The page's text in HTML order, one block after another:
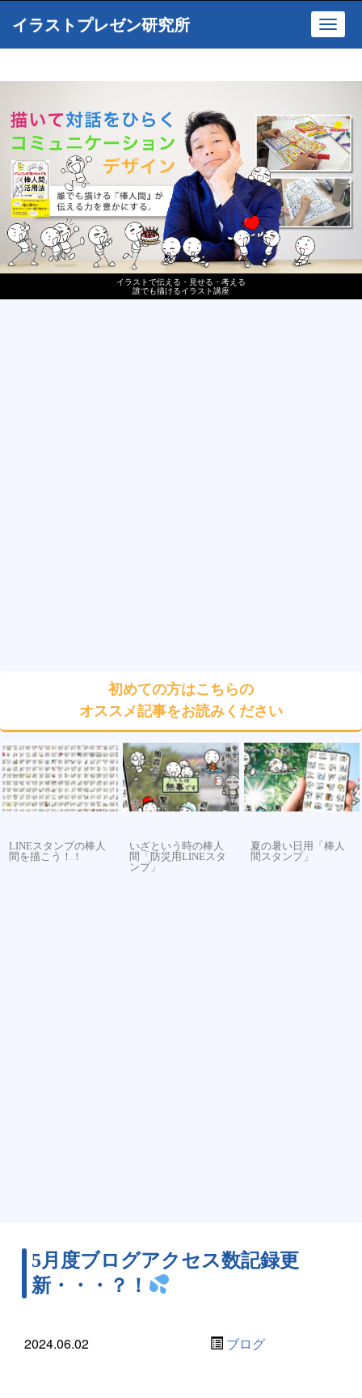
イラストで伝える・見せる・考える
誰でも描けるイラスト講座
イラストプレゼン研究所
初めての方はこちらの
オススメ記事をお読みください
LINEスタンプの棒人
間を描こう！！
いざという時の棒人
間「防災用LINEスタ
ンプ」
夏の暑い日用「棒人
間スタンプ」
5月度ブログアクセス数記録更
新・・・？！
2024.06.02 ブログ